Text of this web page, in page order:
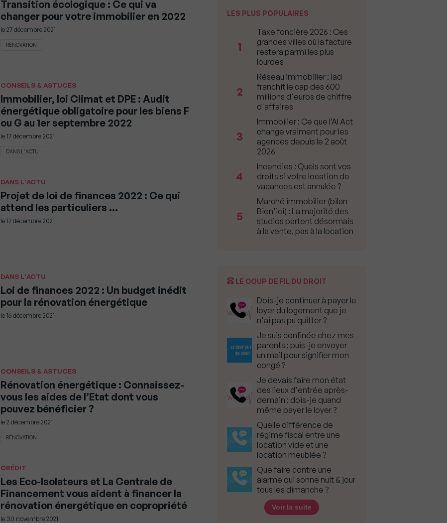
Transition écologique : Ce qui va
changer pour votre immobilier en 2022
le27 décembre 2021
RÉNOVATION
CONSEILS & ASTUCES
Immobilier, loi Climat et DPE : Audit
énergétique obligatoire pour les biens F
ou G au 1er septembre 2022
le17 décembre 2021
DANS L'ACTU
DANS L'ACTU
Projet de loi de finances 2022 : Ce qui
attend les particuliers …
le17 décembre 2021
DANS L'ACTU
Loi de finances 2022 : Un budget inédit
pour la rénovation énergétique
le16 décembre 2021
CONSEILS & ASTUCES
Rénovation énergétique : Connaissez-
vous les aides de l’Etat dont vous
pouvez bénéficier ?
le2 décembre 2021
RÉNOVATION
CRÉDIT
Les Eco-Isolateurs et La Centrale de
Financement vous aident à financer la
rénovation énergétique en copropriété
le 30 novembre 2021
LES PLUS POPULAIRES
1
Taxe foncière 2026 : Ces
grandes villes où la facture
restera parmi les plus
lourdes
2
Réseau immobilier : iad
franchit le cap des 600
millions d'euros de chiffre
d'affaires
3
Immobilier : Ce que l’AI Act
change vraiment pour les
agences depuis le 2 août
2026
4
Incendies : Quels sont vos
droits si votre location de
vacances est annulée ?
5
Marché immobilier (bilan
Bien'ici) : La majorité des
studios partent désormais
à la vente, pas à la location
LE COUP DE FIL DU DROIT
Dois-je continuer à payer le
loyer du logement que je
n'ai pas pu quitter ?
Je suis confinée chez mes
parents : puis-je envoyer
un mail pour signifier mon
congé ?
Je devais faire mon état
des lieux d'entrée après-
demain : dois-je quand
même payer le loyer ?
Quelle différence de
régime fiscal entre une
location vide et une
location meublée ?
Que faire contre une
alarme qui sonne nuit & jour
tous les dimanche ?
Voir la suite